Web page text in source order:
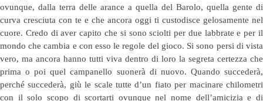
ovunque, dalla terra delle arance a quella del Barolo, quella gente di
curva cresciuta con te e che ancora oggi ti custodisce gelosamente nel
cuore. Credo di aver capito che si sono sciolti per due labbrate e per il
mondo che cambia e con esso le regole del gioco. Si sono persi di vista
vero, ma ancora hanno tutti viva dentro di loro la segreta certezza che
prima o poi quel campanello suonerà di nuovo. Quando succederà,
perché succederà, giù le scale tutte d’un fiato per macinare chilometri
con il solo scopo di scortarti ovunque nel nome dell’amicizia e di